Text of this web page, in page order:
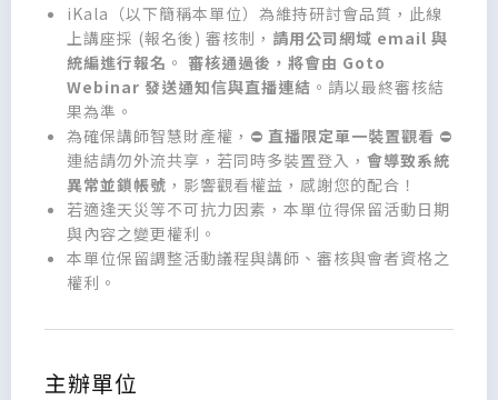
iKala（以下簡稱本單位）為維持研討會品質，此線
上講座採 (報名後) 審核制， 請用公司網域 email 與
統編進行報名 。 審核通過後，將會由 Goto
Webinar 發送通知信與直播連結 。請以最終審核結
果為準。
為確保講師智慧財產權，⛔ 直播限定單一裝置觀看 ⛔
連結請勿外流共享，若同時多裝置登入， 會導致系統
異常並鎖帳號 ，影響觀看權益，感謝您的配合！
若適逢天災等不可抗力因素，本單位得保留活動日期
與內容之變更權利。
本單位保留調整活動議程與講師、審核與會者資格之
權利。
主辦單位